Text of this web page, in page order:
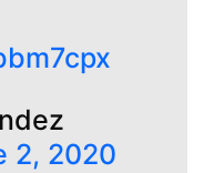
2, 2020